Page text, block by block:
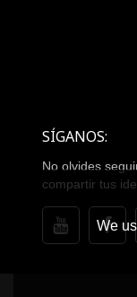
SÍGANOS:
No olvides
compartir tus
We